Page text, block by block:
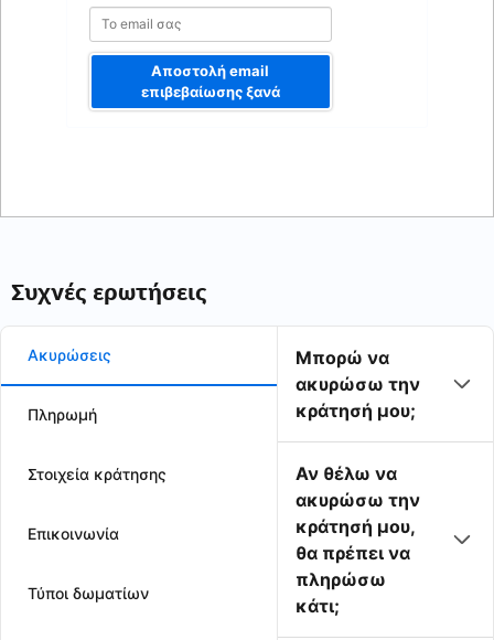
Αποστολή email
επιβεβαίωσης ξανά
Συχνές ερωτήσεις
Ακυρώσεις
Πληρωμή
Στοιχεία κράτησης
Επικοινωνία
Τύποι δωματίων
Μπορώ να
ακυρώσω την
κράτησή μου;
Αν θέλω να
ακυρώσω την
κράτησή μου,
θα πρέπει να
πληρώσω
κάτι;